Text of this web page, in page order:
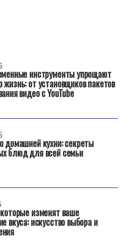
инструменты упрощают
от установщиков пакетов
видео с YouTube
домашней кухни: секреты
блюд для всей семьи
изменят ваше
вкуса: искусство выбора и